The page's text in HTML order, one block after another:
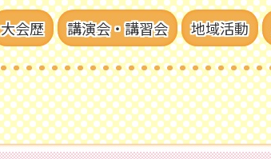
大会歴 講演会・講習会 地域活動